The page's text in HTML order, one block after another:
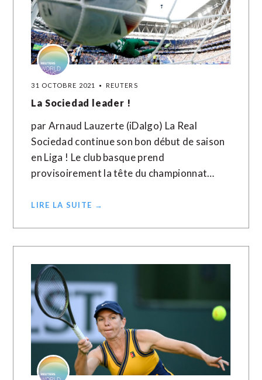
31 OCTOBRE 2021 REUTERS
La Sociedad leader !
par Arnaud Lauzerte (iDalgo) La Real
Sociedad continue son bon début de saison
en Liga ! Le club basque prend
provisoirement la tête du championnat…
LIRE LA SUITE →